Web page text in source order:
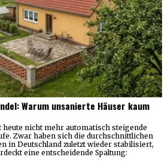
Warum unsanierte Häuser kaum
nicht mehr automatisch steigende
Zwar haben sich die durchschnittlichen
in Deutschland zuletzt wieder stabilisiert,
eine entscheidende Spaltung: